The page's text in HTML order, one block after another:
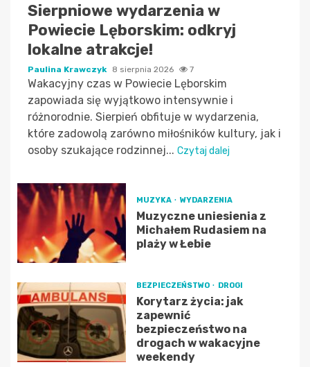
Sierpniowe wydarzenia w
Powiecie Lęborskim: odkryj
lokalne atrakcje!
Paulina Krawczyk 8 sierpnia 2026 7
Wakacyjny czas w Powiecie Lęborskim
zapowiada się wyjątkowo intensywnie i
różnorodnie. Sierpień obfituje w wydarzenia,
które zadowolą zarówno miłośników kultury, jak i
osoby szukające rodzinnej... Czytaj dalej
MUZYKA WYDARZENIA
Muzyczne uniesienia z
Michałem Rudasiem na
plaży w Łebie
BEZPIECZEŃSTWO DROGI
Korytarz życia: jak
zapewnić
bezpieczeństwo na
drogach w wakacyjne
weekendy